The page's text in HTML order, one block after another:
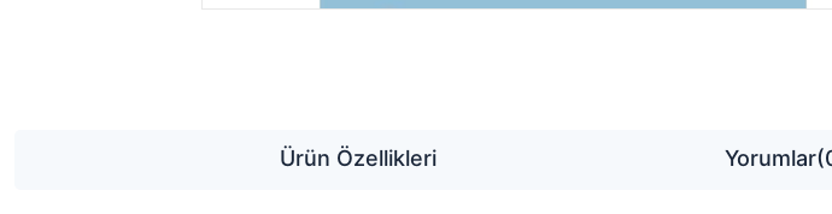
Ürün Özellikleri Yorumlar